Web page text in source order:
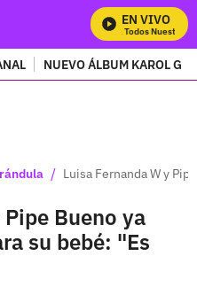
EN VIVO
Mira Todos Nuestros
NUEVO ÁLBUM KAROL G
/ Luisa Fernanda W y
Bueno ya
su bebé: "Es